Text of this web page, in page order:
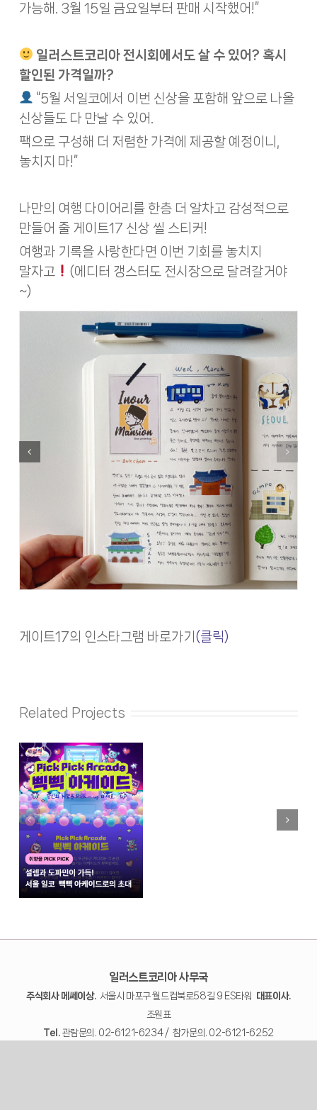
가능해. 3월 15일 금요일부터 판매 시작했어!”
일러스트코리아 전시회에서도 살 수 있어? 혹시
할인된 가격일까?
“5월 서일코에서 이번 신상을 포함해 앞으로 나올
신상들도 다 만날 수 있어.
팩으로 구성해 더 저렴한 가격에 제공할 예정이니,
놓치지 마!”
나만의 여행 다이어리를 한층 더 알차고 감성적으로
만들어 줄 게이트17 신상 씰 스티커!
여행과 기록을 사랑한다면 이번 기회를 놓치지
말자고
(에디터 갱스터도 전시장으로 달려갈거야
~)
게이트17의 인스타그램 바로가기 (클릭)
Related Projects
일러스트코리아 사무국
주식회사 메쎄이상. 서울시 마포구 월드컵북로58길 9 ES타워 대표이사.
조원표
Tel.
관람문의. 02-6121-6234 / 참가문의. 02-6121-6252